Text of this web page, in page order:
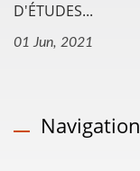
D'ÉTUDES...
01 Jun, 2021
Navigation